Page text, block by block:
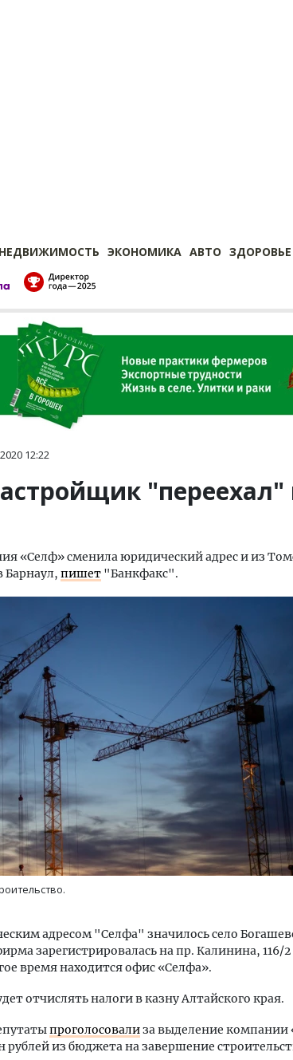
НЕДВИЖИМОСТЬ ЭКОНОМИКА АВТО ЗДОРОВЬЕ
12:22
"переехал"
«Селф» сменила юридический адрес и из
Барнаул, пишет "Банкфакс".
адресом "Селфа" значилось село
зарегистрировалась на пр. Калинина, 116/2
время находится офис «Селфа».
отчислять налоги в казну Алтайского края.
проголосовализа выделение компании
из бюджета на завершение
начинается с
Смелость архитектурных
Генеральный директор